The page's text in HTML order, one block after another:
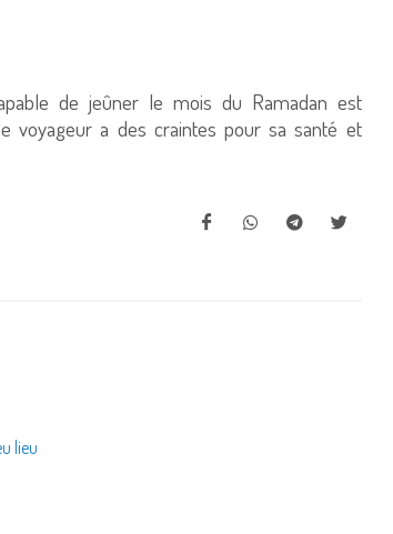
de jeûner le mois du Ramadan est
voyageur a des craintes pour sa santé et
lieu